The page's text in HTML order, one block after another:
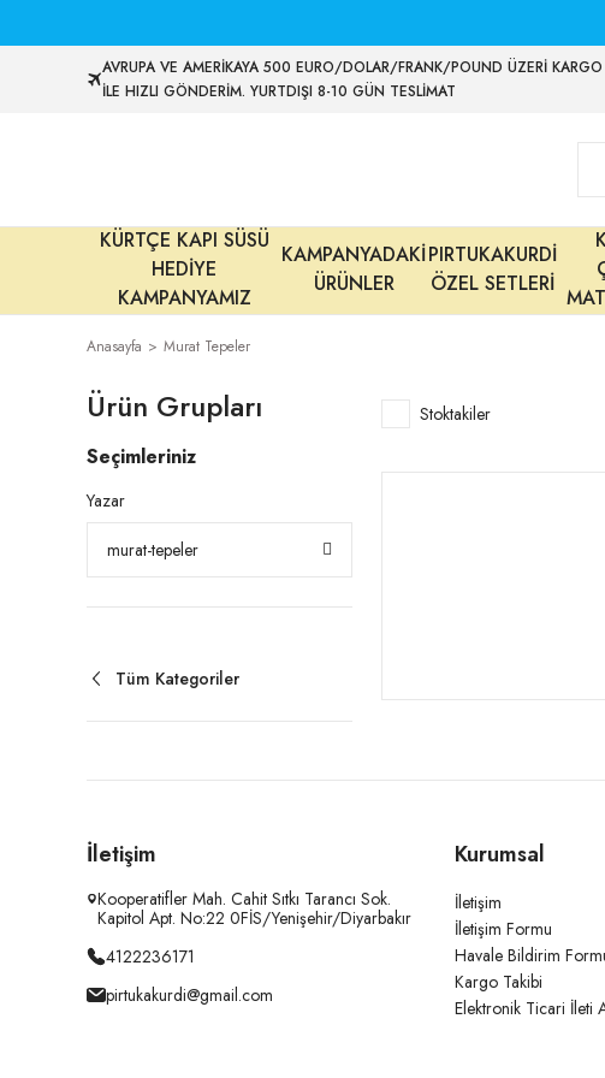
AVRUPA VE AMERİKAYA 500 EURO/DOLAR/FRANK/POUND ÜZERİ
İLE HIZLI GÖNDERİM. YURTDIŞI 8-10 GÜN TESLİMAT
KÜRTÇE KAPI SÜSÜ
HEDİYE
KAMPANYAMIZ
KAMPANYADAKİ
ÜRÜNLER
PIRTUKAKURDİ
ÖZEL SETLERİ
Anasayfa Murat Tepeler
Ürün Grupları
Seçimleriniz
Yazar
murat-tepeler
Tüm Kategoriler
Stoktakiler
İletişim
Kooperatifler Mah. Cahit Sıtkı Tarancı Sok.
Kapitol Apt. No:22 0FİS/Yenişehir/Diyarbakır
4122236171
pirtukakurdi@gmail.com
Kurumsal
İletişim
İletişim Formu
Havale Bildirim
Kargo Takibi
Elektronik Ticari İleti